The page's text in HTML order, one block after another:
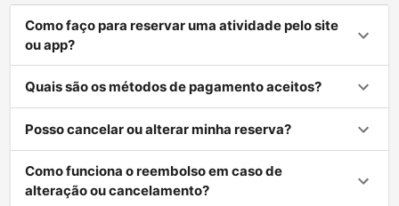
Como faço para reservar uma atividade pelo site
ou app?
Quais são os métodos de pagamento aceitos?
Posso cancelar ou alterar minha reserva?
Como funciona o reembolso em caso de
alteração ou cancelamento?